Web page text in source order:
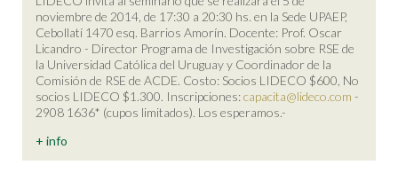
noviembre de 2014, de 17:30 a 20:30 hs. en la Sede UPAEP,
Cebollatí 1470 esq. Barrios Amorín. Docente: Prof. Oscar
Licandro - Director Programa de Investigación sobre RSE de
la Universidad Católica del Uruguay y Coordinador de la
Comisión de RSE de ACDE. Costo: Socios LIDECO $600, No
socios LIDECO $1.300. Inscripciones:capacita@lideco.com -
2908 1636* (cupos limitados). Los esperamos.-
+ info